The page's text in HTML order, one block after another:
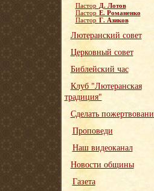
Пастор Д. Лотов
Пастор Е. Романенко
Пастор Г. Азиков
Лютеранский совет
Церковный совет
Библейский час
Клуб "Лютеранская
традиция"
Сделать
Проповеди
Наш видеоканал
Новости общины
Газета